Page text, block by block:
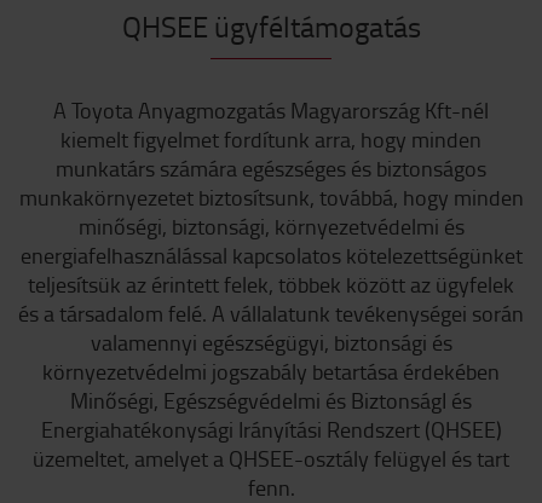
QHSEE ügyféltámogatás
A Toyota Anyagmozgatás Magyarország Kft-nél
kiemelt figyelmet fordítunk arra, hogy minden
munkatárs számára egészséges és biztonságos
munkakörnyezetet biztosítsunk, továbbá, hogy minden
minőségi, biztonsági, környezetvédelmi és
energiafelhasználással kapcsolatos kötelezettségünket
teljesítsük az érintett felek, többek között az ügyfelek
és a társadalom felé. A vállalatunk tevékenységei során
valamennyi egészségügyi, biztonsági és
környezetvédelmi jogszabály betartása érdekében
Minőségi, Egészségvédelmi és BiztonságI és
Energiahatékonysági Irányítási Rendszert (QHSEE)
üzemeltet, amelyet a QHSEE-osztály felügyel és tart
fenn.